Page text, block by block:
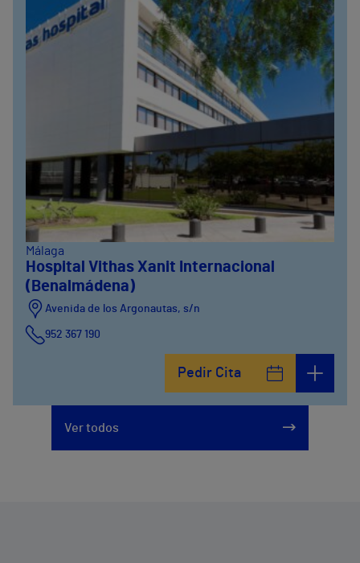
Málaga
Hospital Vithas Xanit Internacional
(Benalmádena)
Avenida de los Argonautas, s/n
952 367 190
Pedir Cita
Ver todos